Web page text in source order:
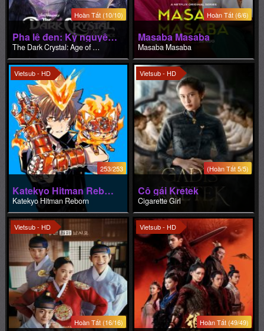
Hoàn Tất (10/10)
Pha lê đen: Kỷ nguyên kháng chiến
The Dark Crystal: Age of Resistance
Hoàn Tất (6/6)
Masaba Masaba
Masaba Masaba
Vietsub - HD
253/253
Katekyo Hitman Reborn
Katekyo Hitman Reborn
Vietsub - HD
(Hoàn Tất 5/5)
Cô gái Kretek
Cigarette Girl
Vietsub - HD
Hoàn Tất (16/16)
Vietsub - HD
Hoàn Tất (49/49)